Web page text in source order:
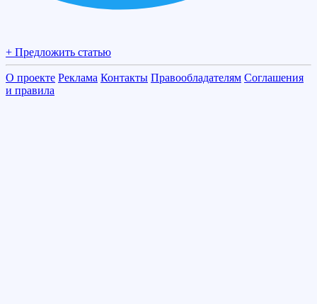
+ Предложить статью
О проекте Реклама Контакты Правообладателям Соглашения
и правила